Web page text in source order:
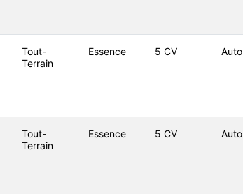
Tout-
Terrain
Essence 5 CV
Tout-
Terrain
Essence 5 CV